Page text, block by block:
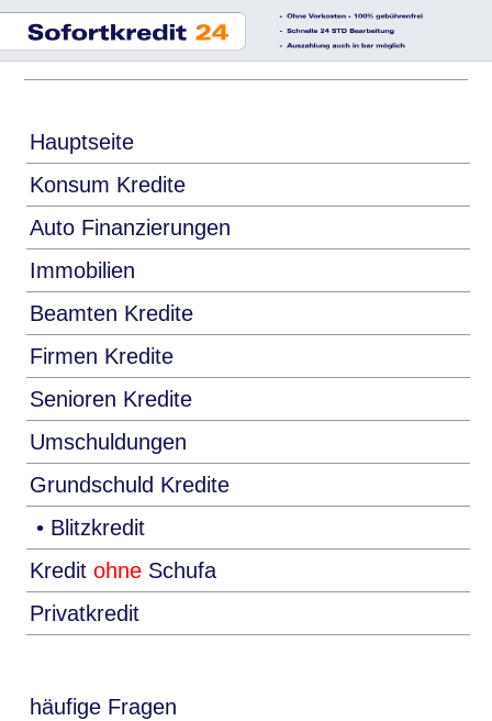
Hauptseite
Konsum Kredite
Auto Finanzierungen
Immobilien
Beamten Kredite
Firmen Kredite
Senioren Kredite
Umschuldungen
Grundschuld Kredite
• Blitzkredit
Kreditohne Schufa
Privatkredit
häufige Fragen